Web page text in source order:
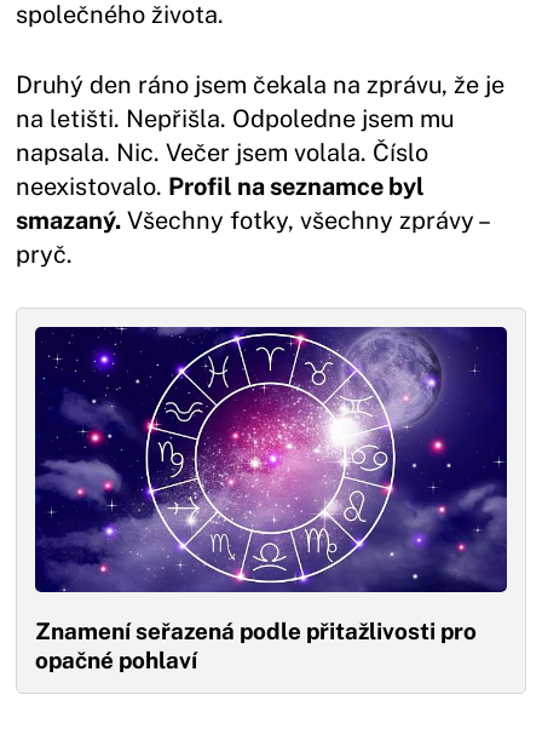
společného života.
Druhý den ráno jsem čekala na zprávu, že je
na letišti. Nepřišla. Odpoledne jsem mu
napsala. Nic. Večer jsem volala. Číslo
neexistovalo. Profil na seznamce byl
smazaný. Všechny fotky, všechny zprávy –
pryč.
Znamení seřazená podle přitažlivosti pro
opačné pohlaví